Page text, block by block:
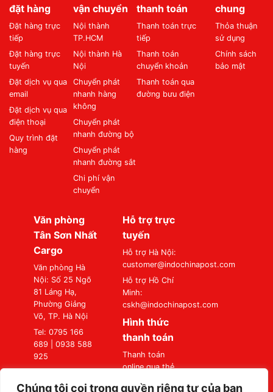
Chúng tôi coi trọng quyền riêng tư của bạn
đặt hàng
Đặt hàng trực
tiếp
Đặt hàng trực
tuyến
Đặt dịch vụ qua
email
Đặt dịch vụ qua
điện thoại
Quy trình đặt
hàng
vận chuyển
Nội thành
TP.HCM
Nội thành Hà
Nội
Chuyển phát
nhanh hàng
không
Chuyển phát
nhanh đường bộ
Chuyển phát
nhanh đường sắt
Chi phí vận
chuyển
thanh toán
Thanh toán trực
tiếp
Thanh toán
chuyển khoản
Thanh toán qua
đường bưu điện
chung
Thỏa thuận
sử dụng
Chính sách
bảo mật
Văn phòng
Tân Sơn Nhất
Cargo
Văn phòng Hà
Nội: Số 25 Ngõ
81 Láng Hạ,
Phường Giảng
Võ, TP. Hà Nội
Tel: 0795 166
689 | 0938 588
925
Gòn: Số 87
Hỗ trợ trực
tuyến
Hỗ trợ Hà Nội:
customer@indochinapost.com
Hỗ trợ Hồ Chí
Minh:
cskh@indochinapost.com
Hình thức
thanh toán
Thanh toán
online qua thẻ